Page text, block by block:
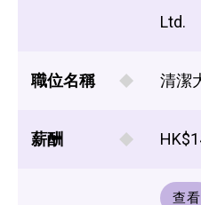
Ltd.
職位名稱 清潔
薪酬
查看